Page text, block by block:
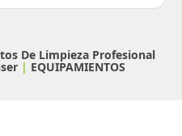
De Limpieza Profesional
| EQUIPAMIENTOS